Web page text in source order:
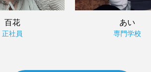
百花
正社員
あい
専門学校